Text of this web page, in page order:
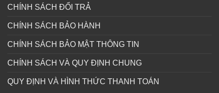
CHÍNH SÁCH ĐỔI TRẢ
CHÍNH SÁCH BẢO HÀNH
CHÍNH SÁCH BẢO MẬT THÔNG TIN
CHÍNH SÁCH VÀ QUY ĐỊNH CHUNG
QUY ĐỊNH VÀ HÌNH THỨC THANH TOÁN